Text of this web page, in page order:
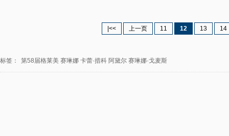
|<< 上一页 11 12 13 14
标签： 第58届格莱美 赛琳娜 卡蕾·措科 阿黛尔 赛琳娜·戈麦斯